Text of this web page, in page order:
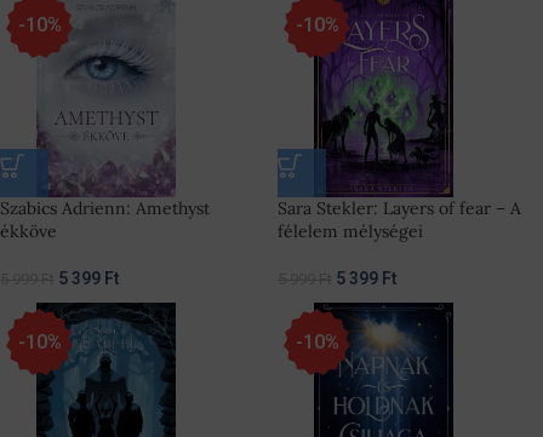
-10%
Szabics Adrienn: Amethyst
ékköve
5 399 Ft
-10%
Sara Stekler: Layers of fear – A
félelem mélységei
5 399 Ft
-10% -10%